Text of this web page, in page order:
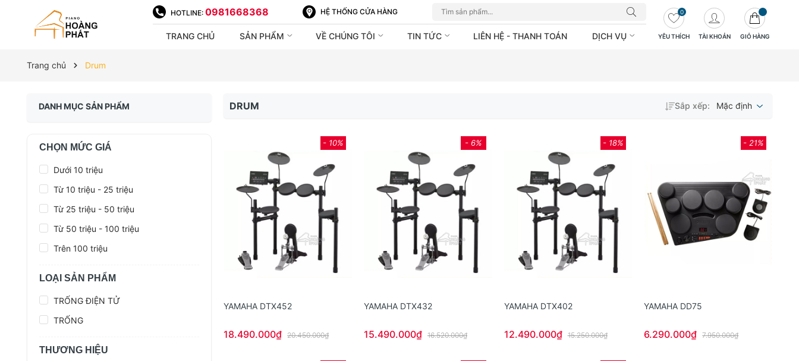
HOTLINE: 0981668368 HỆ THỐNG CỬA HÀNG
TRANG CHỦ SẢN PHẨM VỀ CHÚNG TÔI TIN TỨC LIÊN HỆ - THANH TOÁN DỊCH VỤ YÊU THÍCH
0
TÀI KHOẢN GIỎ HÀNG
Trang chủ Drum
DANH MỤC SẢN PHẨM
CHỌN MỨC GIÁ
Dưới 10 triệu
Từ 10 triệu - 25 triệu
Từ 25 triệu - 50 triệu
Từ 50 triệu - 100 triệu
Trên 100 triệu
LOẠI SẢN PHẨM
TRỐNG ĐIỆN TỬ
TRỐNG
THƯƠNG HIỆU
DRUM Sắp xếp: Mặc định
- 10%
YAMAHA DTX452
18.490.000₫ 20.450.000₫
- 6%
YAMAHA DTX432
15.490.000₫ 16.520.000₫
- 18%
YAMAHA DTX402
12.490.000₫ 15.250.000₫
- 21%
YAMAHA DD75
6.290.000₫ 7.950.000₫